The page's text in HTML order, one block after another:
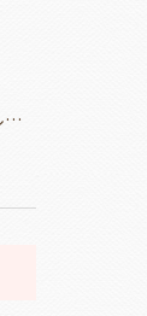
ゴールデンドゥードルの仔犬の見学が出来ます🐶🐶🐶岐阜県養老町のブリーダーワンダフルパピーです。